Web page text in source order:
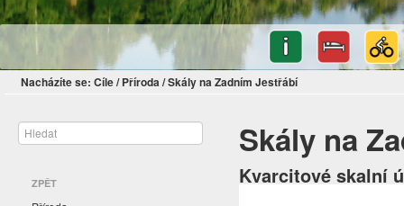
Nacházíte se: Cíle/ Příroda/Skály na Zadním Jestřábí
ZPĚT
Skály na
Kvarcitové skalní